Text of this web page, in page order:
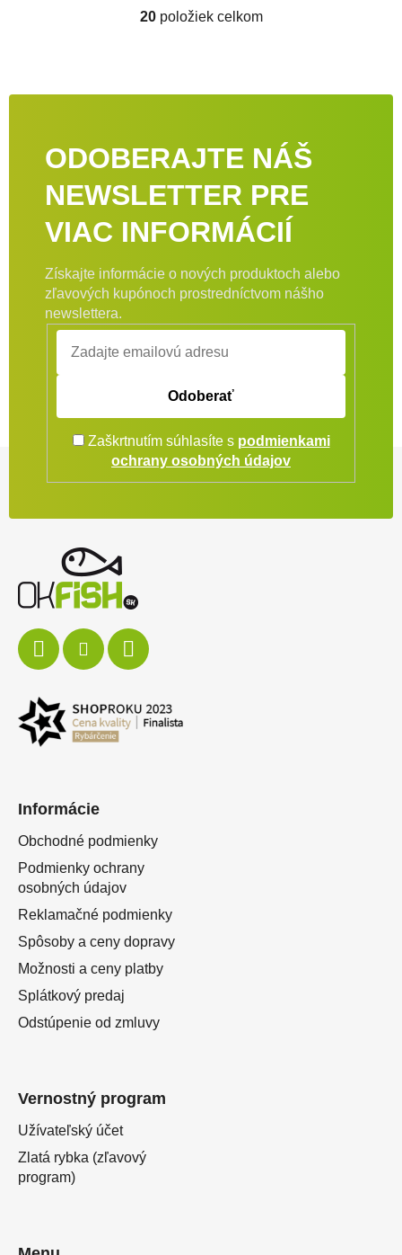
Ovládacie prvky výpisu
20položiek celkom
ODOBERAJTE NÁŠ
NEWSLETTER PRE
VIAC INFORMÁCIÍ
Získajte informácie o nových produktoch alebo
zľavových kupónoch prostredníctvom nášho
newslettera.
Odoberať
Zaškrtnutím súhlasíte s podmienkami
ochrany osobných údajov
Informácie
Obchodné podmienky
Podmienky ochrany
osobných údajov
Reklamačné podmienky
Spôsoby a ceny dopravy
Možnosti a ceny platby
Splátkový predaj
Odstúpenie od zmluvy
Vernostný program
Užívateľský účet
Zlatá rybka (zľavový
program)